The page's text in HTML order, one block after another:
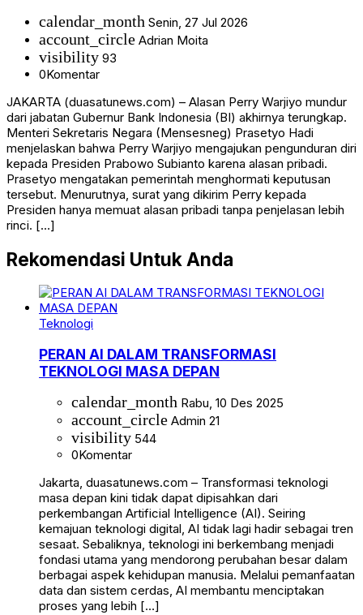
calendar_month Senin, 27 Jul 2026
account_circle Adrian Moita
visibility 93
0Komentar
JAKARTA (duasatunews.com) – Alasan Perry Warjiyo mundur
dari jabatan Gubernur Bank Indonesia (BI) akhirnya terungkap.
Menteri Sekretaris Negara (Mensesneg) Prasetyo Hadi
menjelaskan bahwa Perry Warjiyo mengajukan pengunduran diri
kepada Presiden Prabowo Subianto karena alasan pribadi.
Prasetyo mengatakan pemerintah menghormati keputusan
tersebut. Menurutnya, surat yang dikirim Perry kepada
Presiden hanya memuat alasan pribadi tanpa penjelasan lebih
rinci. […]
Rekomendasi Untuk Anda
Teknologi
PERAN AI DALAM TRANSFORMASI
TEKNOLOGI MASA DEPAN
calendar_month Rabu, 10 Des 2025
account_circle Admin 21
visibility 544
0Komentar
Jakarta, duasatunews.com – Transformasi teknologi
masa depan kini tidak dapat dipisahkan dari
perkembangan Artificial Intelligence (AI). Seiring
kemajuan teknologi digital, AI tidak lagi hadir sebagai tren
sesaat. Sebaliknya, teknologi ini berkembang menjadi
fondasi utama yang mendorong perubahan besar dalam
berbagai aspek kehidupan manusia. Melalui pemanfaatan
data dan sistem cerdas, AI membantu menciptakan
proses yang lebih […]